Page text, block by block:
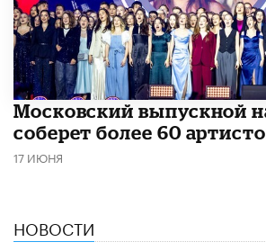
Московский выпускной
соберет более 60
17 ИЮНЯ
НОВОСТИ